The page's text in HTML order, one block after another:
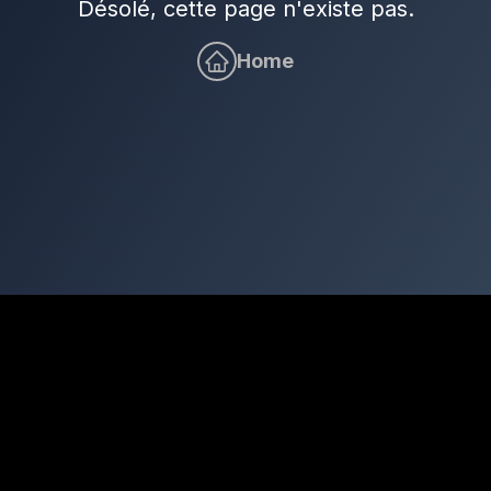
Désolé, cette page n'existe pas.
Home